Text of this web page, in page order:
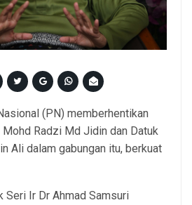
(PN) memberhentikan
Radzi Md Jidin dan Datuk
Ali dalam gabungan itu, berkuat
Seri Ir Dr Ahmad Samsuri